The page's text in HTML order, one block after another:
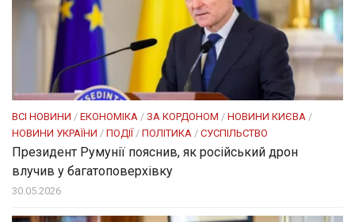
ВСІ НОВИНИ / ЕКОНОМІКА / ЗА КОРДОНОМ / НОВИНИ КИЄВА /
НОВИНИ УКРАЇНИ / ПОДІЇ/ ПОЛІТИКА / СУСПІЛЬСТВО
Президент Румунії пояснив, як російський дрон
влучив у багатоповерхівку
30.05.2026